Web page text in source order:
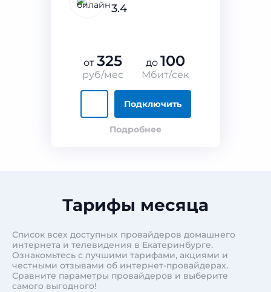
3.4
от 325
руб/мес
до 100
Мбит/сек
Подключить
Подробнее
Тарифы месяца
Список всех доступных провайдеров домашнего
интернета и телевидения в Екатеринбурге.
Ознакомьтесь с лучшими тарифами, акциями и
честными отзывами об интернет-провайдерах.
Сравните параметры провайдеров и выберите
самого выгодного!